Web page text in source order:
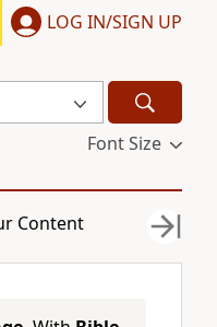
LOG IN/SIGN UP
Font Size
Content